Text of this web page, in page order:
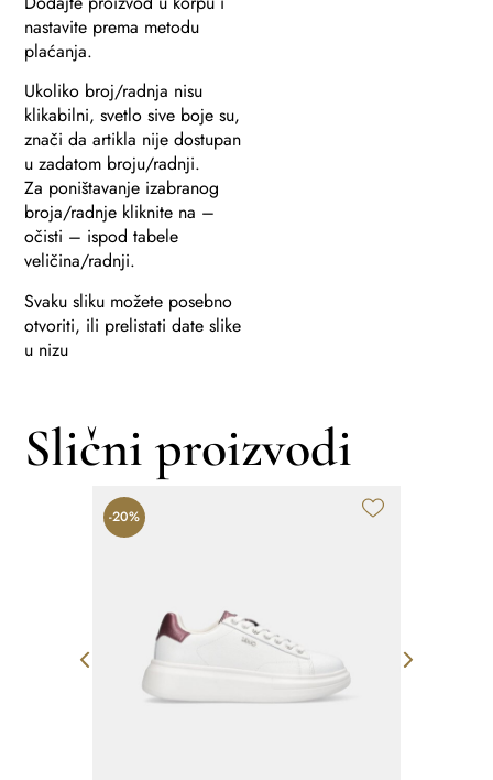
nastavite prema metodu
plaćanja.
Ukoliko broj/radnja nisu
klikabilni, svetlo sive boje su,
znači da artikla nije dostupan
u zadatom broju/radnji.
Za poništavanje izabranog
broja/radnje kliknite na –
očisti – ispod tabele
veličina/radnji.
Svaku sliku možete posebno
otvoriti, ili prelistati date slike
u nizu
Slični proizvodi
-20%